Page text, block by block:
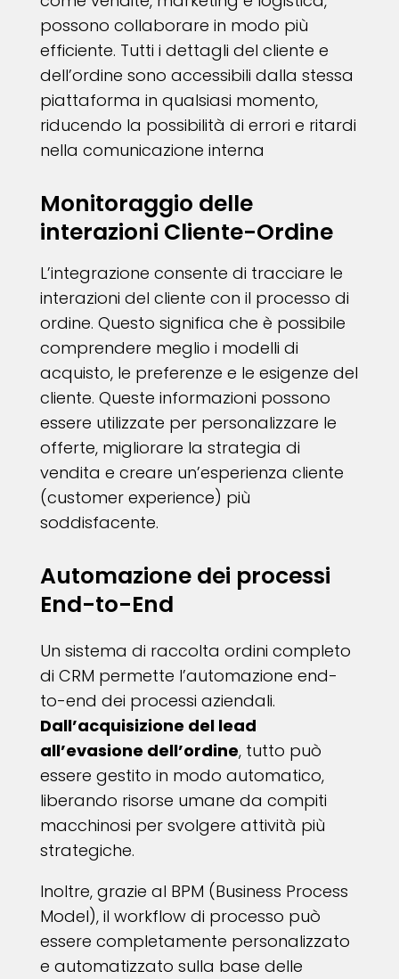
possono collaborare in modo più
efficiente. Tutti i dettagli del cliente e
dell’ordine sono accessibili dalla stessa
piattaforma in qualsiasi momento,
riducendo la possibilità di errori e ritardi
nella comunicazione interna
Monitoraggio delle
interazioni Cliente-Ordine
L’integrazione consente di tracciare le
interazioni del cliente con il processo di
ordine. Questo significa che è possibile
comprendere meglio i modelli di
acquisto, le preferenze e le esigenze del
cliente. Queste informazioni possono
essere utilizzate per personalizzare le
offerte, migliorare la strategia di
vendita e creare un’esperienza cliente
(customer experience) più
soddisfacente.
Automazione dei processi
End-to-End
Un sistema di raccolta ordini completo
di CRM permette l’automazione end-
to-end dei processi aziendali.
Dall’acquisizione del lead
all’evasione dell’ordine, tutto può
essere gestito in modo automatico,
liberando risorse umane da compiti
macchinosi per svolgere attività più
strategiche.
Inoltre, grazie al BPM (Business Process
Model), il workflow di processo può
essere completamente personalizzato
e automatizzato sulla base delle